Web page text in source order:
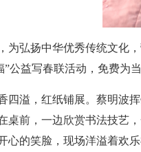
为弘扬中华优秀传统文化
”公益写春联活动，免费为
四溢，红纸铺展。蔡明波
桌前，一边欣赏书法技艺
心的笑脸，现场洋溢着欢乐